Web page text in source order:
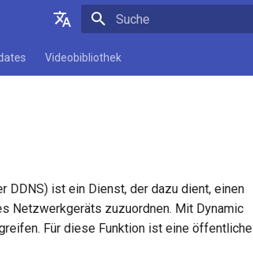
Deutsch
日本語
Polski
Videobibliothek
DDNS) ist ein Dienst, der dazu dient, einen
Netzwerkgeräts zuzuordnen. Mit Dynamic
Für diese Funktion ist eine öffentliche